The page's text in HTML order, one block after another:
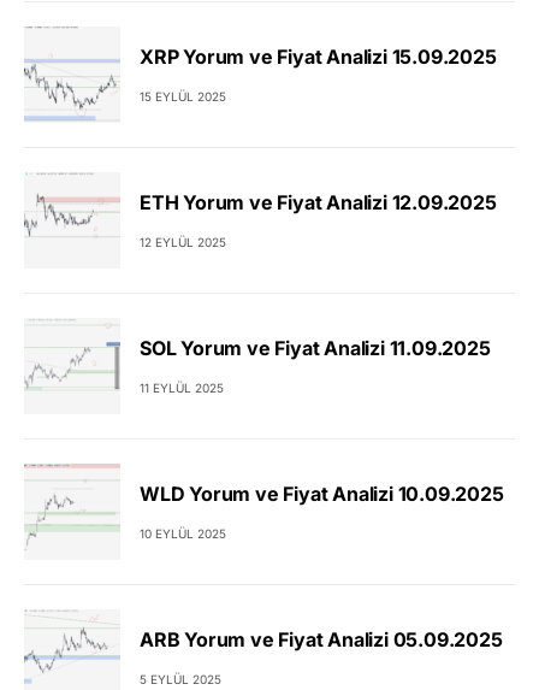
XRP Yorum ve Fiyat Analizi 15.09.2025
15 EYLÜL 2025
ETH Yorum ve Fiyat Analizi 12.09.2025
12 EYLÜL 2025
SOL Yorum ve Fiyat Analizi 11.09.2025
11 EYLÜL 2025
WLD Yorum ve Fiyat Analizi 10.09.2025
10 EYLÜL 2025
ARB Yorum ve Fiyat Analizi 05.09.2025
5 EYLÜL 2025